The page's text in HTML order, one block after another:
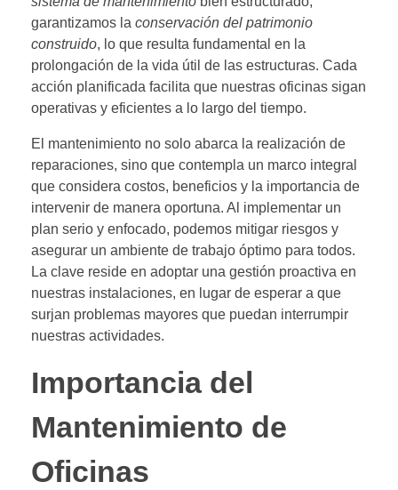
garantizamos la conservación del patrimonio
construido, lo que resulta fundamental en la
prolongación de la vida útil de las estructuras. Cada
acción planificada facilita que nuestras oficinas sigan
operativas y eficientes a lo largo del tiempo.
El mantenimiento no solo abarca la realización de
reparaciones, sino que contempla un marco integral
que considera costos, beneficios y la importancia de
intervenir de manera oportuna. Al implementar un
plan serio y enfocado, podemos mitigar riesgos y
asegurar un ambiente de trabajo óptimo para todos.
La clave reside en adoptar una gestión proactiva en
nuestras instalaciones, en lugar de esperar a que
surjan problemas mayores que puedan interrumpir
nuestras actividades.
Importancia del
Mantenimiento de
Oficinas